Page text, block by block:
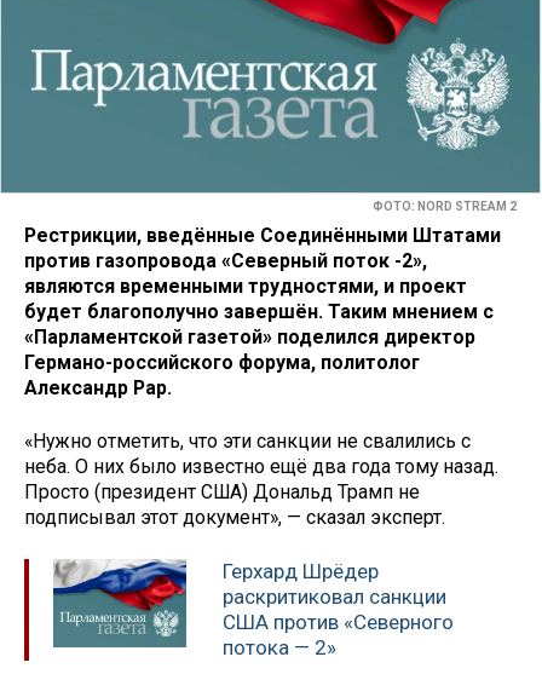
ФОТО: NORD STREAM 2
Рестрикции, введённые Соединёнными Штатами
против газопровода «Северный поток -2»,
являются временными трудностями, и проект
будет благополучно завершён. Таким мнением с
«Парламентской газетой» поделился директор
Германо-российского форума, политолог
Александр Рар.
«Нужно отметить, что эти санкции не свалились с
неба. О них было известно ещё два года тому назад.
Просто (президент США) Дональд Трамп не
подписывал этот документ», — сказал эксперт.
Герхард Шрёдер
раскритиковал санкции
США против «Северного
потока — 2»